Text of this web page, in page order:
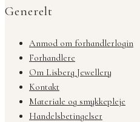
Generelt
Anmod om forhandlerlogin
Forhandlere
Om Lisberg Jewellery
Kontakt
Materiale og smykkepleje
Handelsbetingelser